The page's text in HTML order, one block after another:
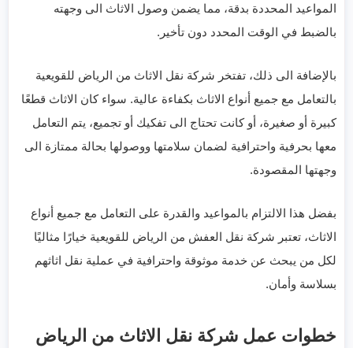
المواعيد المحددة بدقة، مما يضمن وصول الاثاث الى وجهته
بالضبط في الوقت المحدد دون تأخير.
بالإضافة الى ذلك، تفتخر شركة نقل الاثاث من الرياض للقويعية
بالتعامل مع جميع أنواع الاثاث بكفاءة عالية. سواء كان الاثاث قطعًا
كبيرة أو صغيرة، أو كانت تحتاج الى تفكيك أو تجميع، يتم التعامل
معها بحرفية واحترافية لضمان سلامتها ووصولها بحالة ممتازة الى
وجهتها المقصودة.
بفضل هذا الالتزام بالمواعيد والقدرة على التعامل مع جميع أنواع
الاثاث، تعتبر شركة نقل العفش من الرياض للقويعية خيارًا مثاليًا
لكل من يبحث عن خدمة موثوقة واحترافية في عملية نقل اثاثهم
بسلاسة وأمان.
خطوات عمل شركة نقل الاثاث من الرياض